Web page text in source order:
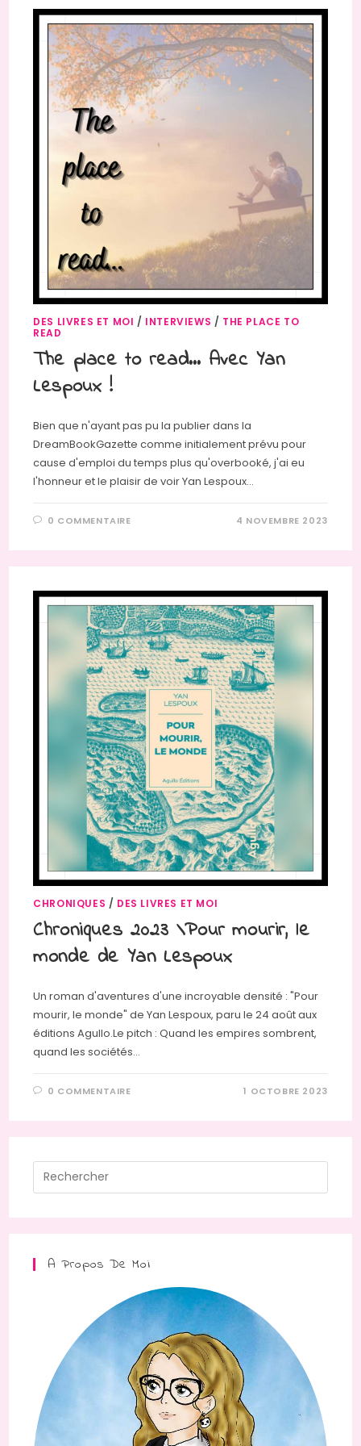
DES LIVRES ET MOI / INTERVIEWS / THE PLACE TO
READ
The place to read… Avec Yan
Lespoux !
Bien que n'ayant pas pu la publier dans la
DreamBookGazette comme initialement prévu pour
cause d'emploi du temps plus qu'overbooké, j'ai eu
l'honneur et le plaisir de voir Yan Lespoux…
0 COMMENTAIRE 4 NOVEMBRE 2023
CHRONIQUES / DES LIVRES ET MOI
Chroniques 2023 \Pour mourir, le
monde de Yan Lespoux
Un roman d'aventures d'une incroyable densité : "Pour
mourir, le monde" de Yan Lespoux, paru le 24 août aux
éditions Agullo.Le pitch : Quand les empires sombrent,
quand les sociétés…
0 COMMENTAIRE 1 OCTOBRE 2023
A Propos De Moi